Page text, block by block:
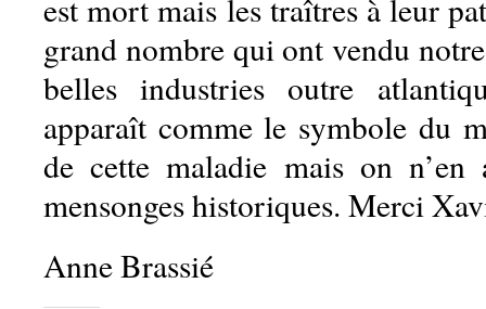
est mort mais les traîtres à leur
grand nombre qui ont vendu
belles industries outre
apparaît comme le symbole du
de cette maladie mais on
mensonges historiques. Merci
Anne Brassié